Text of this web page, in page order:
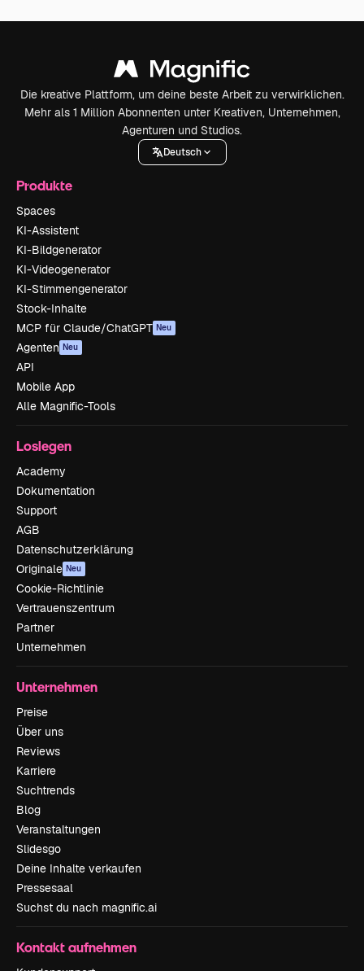
Die kreative Plattform, um deine beste Arbeit zu verwirklichen.
Mehr als 1 Million Abonnenten unter Kreativen, Unternehmen,
Agenturen und Studios.
Deutsch
Produkte
Spaces
KI-Assistent
KI-Bildgenerator
KI-Videogenerator
KI-Stimmengenerator
Stock-Inhalte
MCP für Claude/ChatGPT Neu
Agenten Neu
API
Mobile App
Alle Magnific-Tools
Loslegen
Academy
Dokumentation
Support
AGB
Datenschutzerklärung
Originale Neu
Cookie-Richtlinie
Vertrauenszentrum
Partner
Unternehmen
Unternehmen
Preise
Über uns
Reviews
Karriere
Suchtrends
Blog
Veranstaltungen
Slidesgo
Deine Inhalte verkaufen
Pressesaal
Suchst du nach magnific.ai
Kontakt aufnehmen